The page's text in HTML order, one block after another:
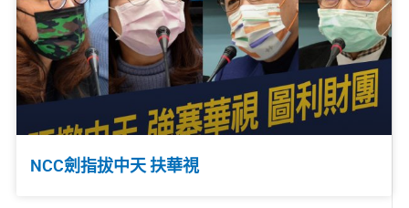
NCC劍指拔中天 扶華視